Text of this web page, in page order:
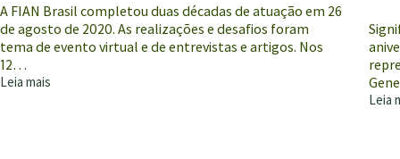
A FIAN Brasil completou duas décadas de atuação em 26
de agosto de 2020. As realizações e desafios foram
tema de evento virtual e de entrevistas e artigos. Nos
12…
Leia mais
Com
Leia